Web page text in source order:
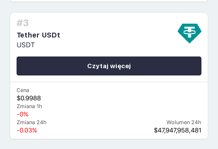
#3
Tether USDt
USDT
Cena
$0.9988
Zmiana 1h
-0%
Zmiana 24h
-0.03%
Wolumen 24h
$47,947,958,481
Czytaj więcej